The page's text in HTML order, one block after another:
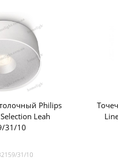
Philips
Leah
31/10
31/10